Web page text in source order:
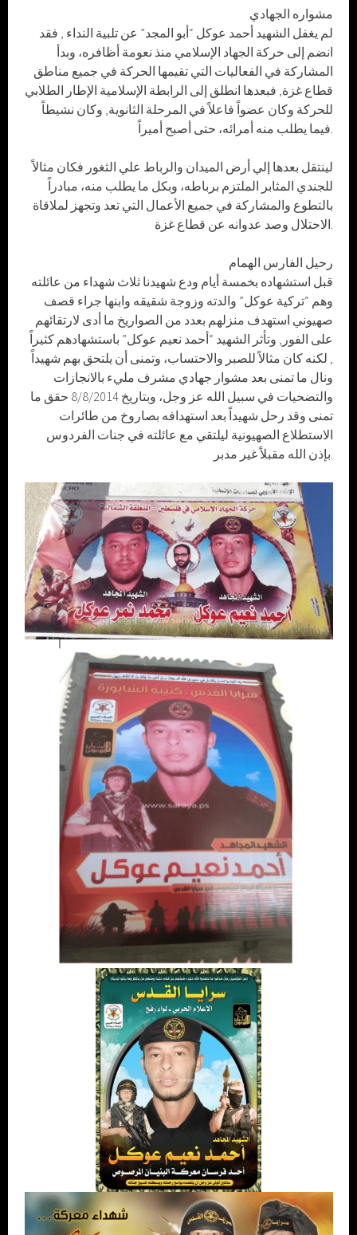
مشواره الجهادي
لم يغفل الشهيد أحمد عوكل “أبو المجد” عن تلبية النداء , فقد
انضم إلى حركة الجهاد الإسلامي منذ نعومة أظافره، وبدأ
المشاركة في الفعاليات التي تقيمها الحركة في جميع مناطق
قطاع غزة, فبعدها انطلق إلى الرابطة الإسلامية الإطار الطلابي
للحركة وكان عضواً فاعلاً في المرحلة الثانوية, وكان نشيطاً
فيما يطلب منه أمرائه، حتى أصبح أميراً.
لينتقل بعدها إلي أرض الميدان والرباط علي الثغور فكان مثالاً
للجندي المثابر الملتزم برباطه، وبكل ما يطلب منه، مبادراً
بالتطوع والمشاركة في جميع الأعمال التي تعد وتجهز لملاقاة
الاحتلال وصد عدوانه عن قطاع غزة.
رحيل الفارس الهمام
قبل استشهاده بخمسة أيام ودع شهيدنا ثلاث شهداء من عائلته
وهم “تركية عوكل” والدته وزوجة شقيقه وابنها جراء قصف
صهيوني استهدف منزلهم بعدد من الصواريخ ما أدى لارتقائهم
على الفور, وتأثر الشهيد “أحمد نعيم عوكل” باستشهادهم كثيراً
, لكنه كان مثالاً للصبر والاحتساب، وتمنى أن يلتحق بهم شهيداً
ونال ما تمنى بعد مشوار جهادي مشرف مليء بالانجازات
والتضحيات في سبيل الله عز وجل، وبتاريخ 8/8/2014 حقق ما
تمنى وقد رحل شهيداً بعد استهدافه بصاروخ من طائرات
الاستطلاع الصهيونية ليلتقي مع عائلته في جنات الفردوس
بإذن الله مقبلاً غير مدبر.